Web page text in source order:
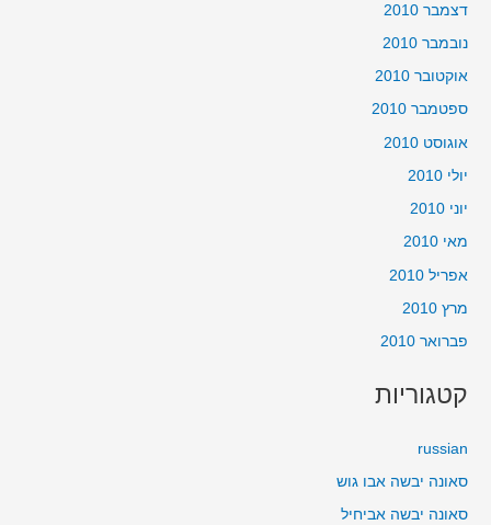
דצמבר 2010
נובמבר 2010
אוקטובר 2010
ספטמבר 2010
אוגוסט 2010
יולי 2010
יוני 2010
מאי 2010
אפריל 2010
מרץ 2010
פברואר 2010
קטגוריות
russian
סאונה יבשה אבו גוש
סאונה יבשה אביחיל